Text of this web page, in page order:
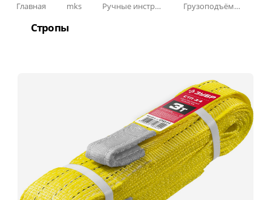
Главная mks Ручные инструменты Грузоподъёмное оборудование
Стропы